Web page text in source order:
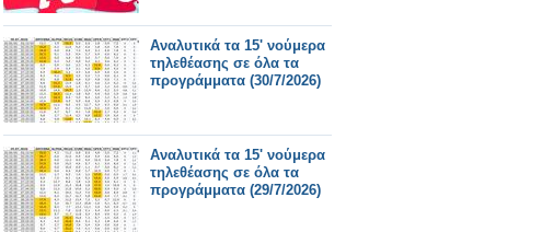
Αναλυτικά τα 15' νούμερα
τηλεθέασης σε όλα τα
προγράμματα (30/7/2026)
Αναλυτικά τα 15' νούμερα
τηλεθέασης σε όλα τα
προγράμματα (29/7/2026)